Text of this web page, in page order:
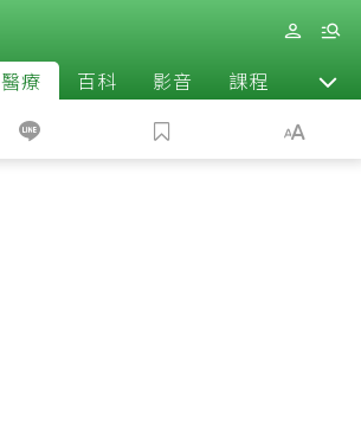
醫療 百科 影音 課程 退休